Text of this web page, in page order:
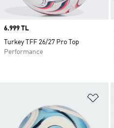
Price
6.999 TL
Turkey TFF 26/27 Pro Top
Performance